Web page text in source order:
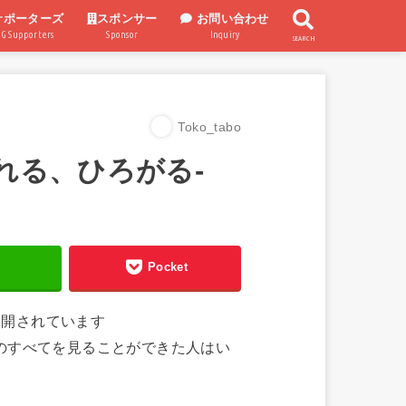
ポーターズ
Supporters
スポンサー
Sponsor
お問い合わせ
Inquiry SEARCH
Toko_tabo
る、ひろがる-
Pocket
されています
べてを見ることができた人はい